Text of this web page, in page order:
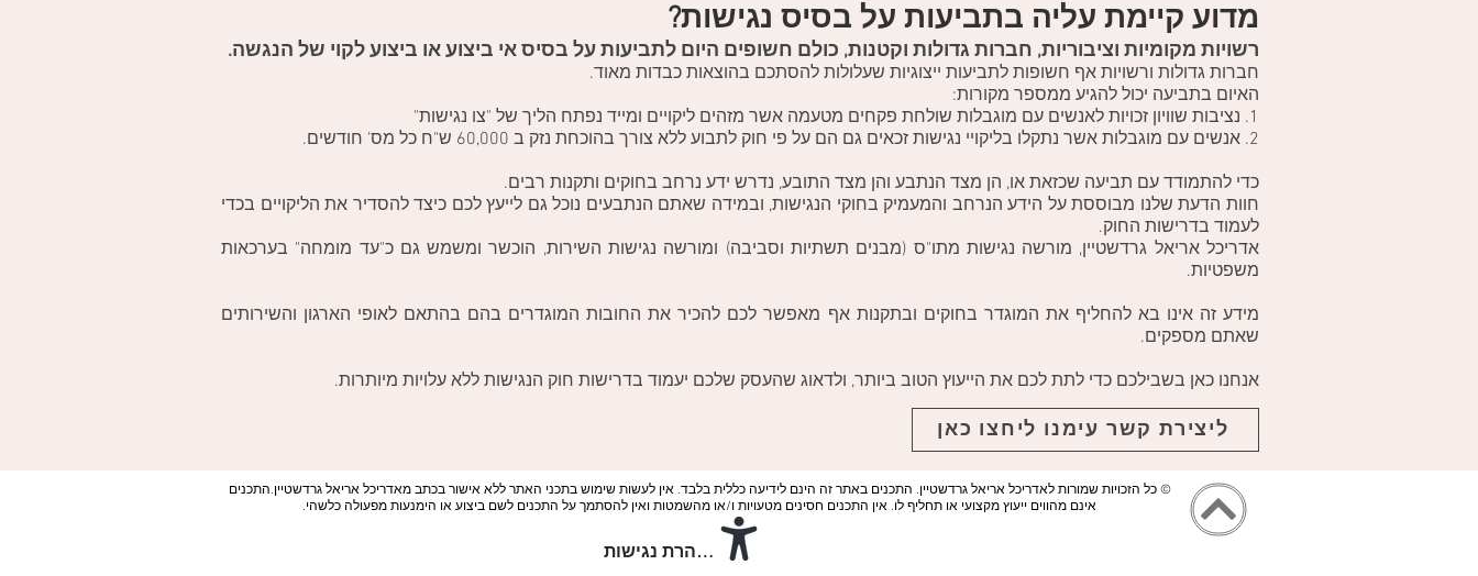
מדוע קיימת עליה בתביעות על בסיס נגישות?​
רשויות מקומיות וציבוריות, חברות גדולות וקטנות, כולם חשופים היום לתביעות על בסיס אי ביצוע או ביצוע לקוי של הנגשה.
חברות גדולות ורשויות אף חשופות לתביעות ייצוגיות שעלולות להסתכם בהוצאות כבדות מאוד.
האיום בתביעה יכול להגיע ממספר מקורות:
1. נציבות שוויון זכויות לאנשים עם מוגבלות שולחת פקחים מטעמה אשר מזהים ליקויים ומייד נפתח הליך של "צו נגישות"
2. אנשים עם מוגבלות אשר נתקלו בליקויי נגישות זכאים גם הם על פי חוק לתבוע ללא צורך בהוכחת נזק ב 60,000 ש"ח כל מס' חודשים.
כדי להתמודד עם תביעה שכזאת או, הן מצד הנתבע והן מצד התובע, נדרש ידע נרחב בחוקים ותקנות רבים.
חוות הדעת שלנו מבוססת על הידע הנרחב והמעמיק בחוקי הנגישות, ובמידה שאתם הנתבעים נוכל גם לייעץ לכם כיצד להסדיר את הליקויים בכדי
לעמוד בדרישות החוק.
אדריכל אריאל גרדשטיין, מורשה נגישות מתו"ס (מבנים תשתיות וסביבה) ומורשה נגישות השירות, הוכשר ומשמש גם כ"עד מומחה" בערכאות
משפטיות.
מידע זה אינו בא להחליף את המוגדר בחוקים ובתקנות אף מאפשר לכם להכיר את החובות המוגדרים בהם בהתאם לאופי הארגון והשירותים
שאתם מספקים.
אנחנו כאן בשבילכם כדי לתת לכם את הייעוץ הטוב ביותר, ולדאוג שהעסק שלכם יעמוד בדרישות חוק הנגישות ללא עלויות מיותרות.
ליצירת קשר עימנו ליחצו כאן
© כל הזכויות שמורות לאדריכל אריאל גרדשטיין. התכנים באתר זה הינם לידיעה כללית בלבד. אין לעשות שימוש בתכני האתר ללא אישור בכתב מאדריכל אריאל גרדשטיין.התכנים
אינם מהווים ייעוץ מקצועי או תחליף לו. אין התכנים חסינים מטעויות ו/או מהשמטות ואין להסתמך על התכנים לשם ביצוע או הימנעות מפעולה כלשהי.
הצהרת נגישות